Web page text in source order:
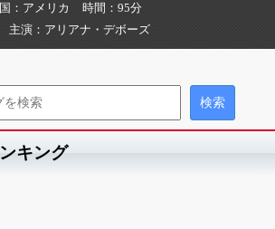
アメリカ 時間
95分
主演 アリアナ・デボーズ
キング